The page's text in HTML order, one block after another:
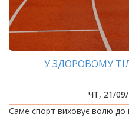
У ЗДОРОВОМУ
ЧТ, 21/09/
Саме спорт виховує волю до